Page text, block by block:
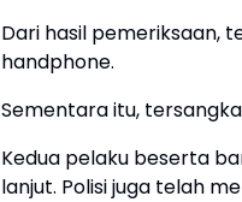
Dari hasil pemeriksaan,
handphone.
Sementara itu,
Kedua pelaku beserta
lanjut. Polisi juga telah